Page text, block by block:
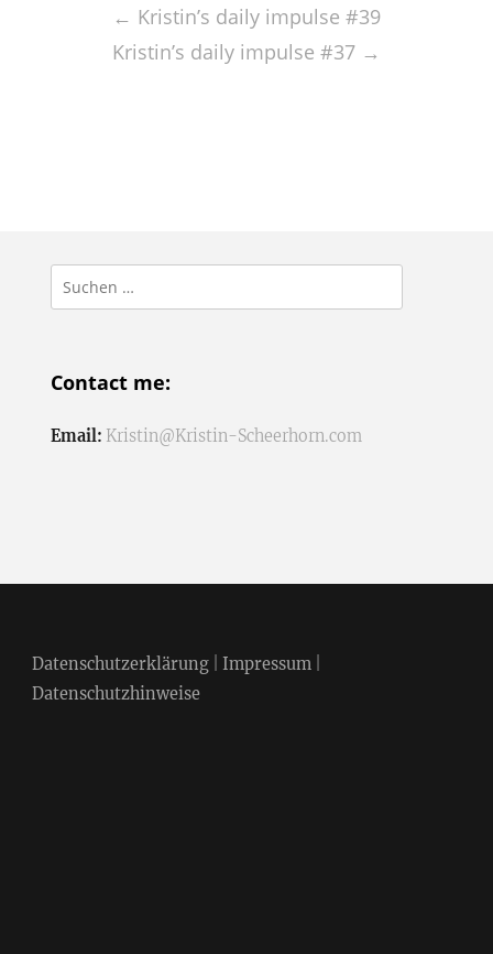
navigation
← Kristin’s daily impulse #39
Kristin’s daily impulse #37 →
Suchen
nach:
Contact me:
Email: Kristin@Kristin-Scheerhorn.com
Datenschutzerklärung| Impressum|
Datenschutzhinweise